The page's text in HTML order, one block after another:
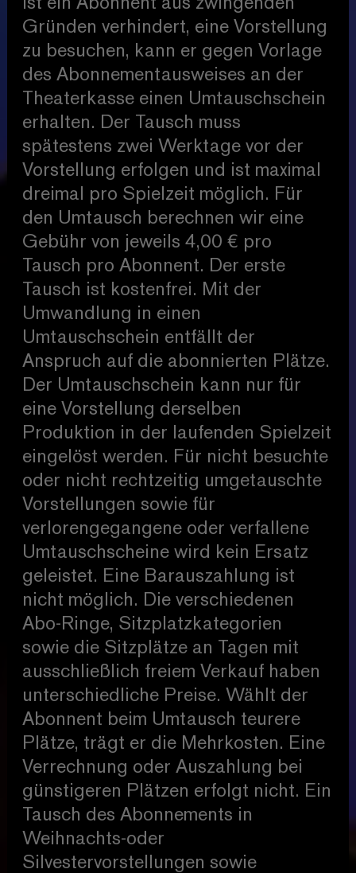
Ist ein Abonnent aus zwingenden
Gründen verhindert, eine Vorstellung
zu besuchen, kann er gegen Vorlage
des Abonnementausweises an der
Theaterkasse einen Umtauschschein
erhalten. Der Tausch muss
spätestens zwei Werktage vor der
Vorstellung erfolgen und ist maximal
dreimal pro Spielzeit möglich. Für
den Umtausch berechnen wir eine
Gebühr von jeweils 4,00 € pro
Tausch pro Abonnent. Der erste
Tausch ist kostenfrei. Mit der
Umwandlung in einen
Umtauschschein entfällt der
Anspruch auf die abonnierten Plätze.
Der Umtauschschein kann nur für
eine Vorstellung derselben
Produktion in der laufenden Spielzeit
eingelöst werden. Für nicht besuchte
oder nicht rechtzeitig umgetauschte
Vorstellungen sowie für
verlorengegangene oder verfallene
Umtauschscheine wird kein Ersatz
geleistet. Eine Barauszahlung ist
nicht möglich. Die verschiedenen
Abo-Ringe, Sitzplatzkategorien
sowie die Sitzplätze an Tagen mit
ausschließlich freiem Verkauf haben
unterschiedliche Preise. Wählt der
Abonnent beim Umtausch teurere
Plätze, trägt er die Mehrkosten. Eine
Verrechnung oder Auszahlung bei
günstigeren Plätzen erfolgt nicht. Ein
Tausch des Abonnements in
Weihnachts-oder
Silvestervorstellungen sowie